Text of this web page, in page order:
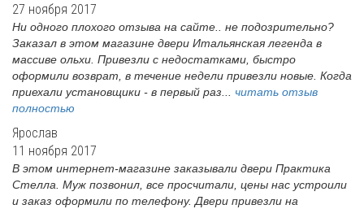
27 ноября 2017
Ни одного плохого отзыва на сайте.. не подозрительно?
Заказал в этом магазине двери Итальянская легенда в
массиве ольхи. Привезли с недостатками, быстро
оформили возврат, в течение недели привезли новые. Когда
приехали установщики - в первый раз... читать отзыв
полностью
Ярослав
11 ноября 2017
В этом интернет-магазине заказывали двери Практика
Стелла. Муж позвонил, все просчитали, цены нас устроили
и заказ оформили по телефону. Двери привезли на